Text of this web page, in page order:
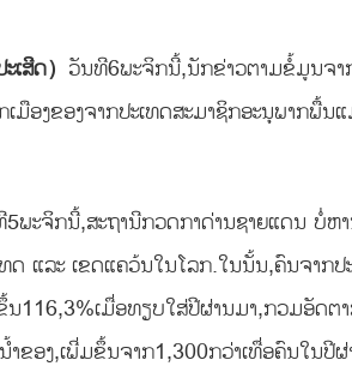
ເສີດ） ວັນທີ6ພະຈິກນີ້,ນັກຂ່າວຕາມຂໍ້ມູນຈາ
ມືອງຂອງຈາກປະເທດສະມາຊິກອະນຸພາກພື້ນ
ພະຈິກນີ້,ສະຖານີກວດກາດ່ານຊາຍແດນ ບໍ່ຫ
ແລະ ເຂດແຄວ້ນໃນໂລກ.ໃນນັ້ນ,ຄົນຈາກປ
116,3%ເມື່ອທຽບໃສ່ປີຜ່ານມາ,ກວມອັດຕ
ຂອງ,ເພີ່ມຂຶ້ນຈາກ1,300ກວ່າເທື່ອຄົນໃນປີ